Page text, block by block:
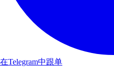
在Telegram中跟单